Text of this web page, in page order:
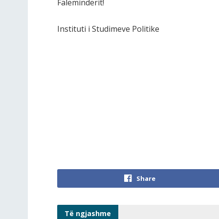
Faleminderit!
Instituti i Studimeve Politike
Share
Të ngjashme